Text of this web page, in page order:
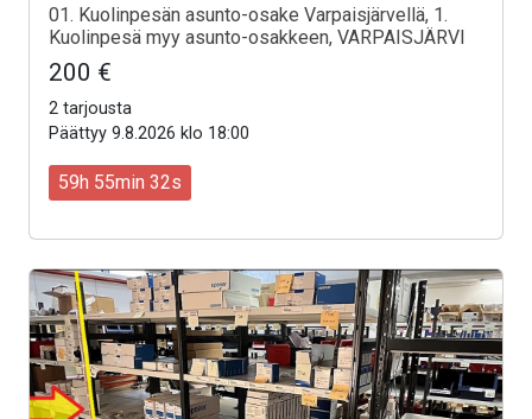
01. Kuolinpesän asunto-osake Varpaisjärvellä, 1.
Kuolinpesä myy asunto-osakkeen, VARPAISJÄRVI
200 €
2 tarjousta
Päättyy 9.8.2026 klo 18:00
59h 55min 30s